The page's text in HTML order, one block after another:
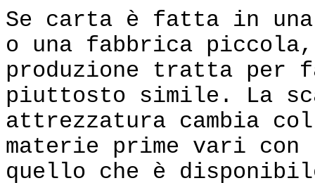
Se carta è fatta in
o una fabbrica
produzione tratta per
piuttosto simile. La
attrezzatura cambia
materie prime vari con
quello che è